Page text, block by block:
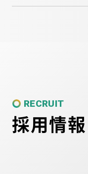
RECRUIT
採用情報